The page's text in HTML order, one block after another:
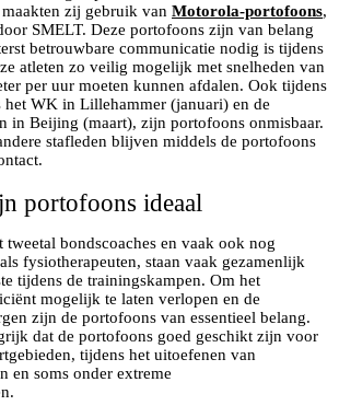
maakten zij gebruik van Motorola-portofoons,
SMELT. Deze portofoons zijn van belang
betrouwbare communicatie nodig is tijdens
atleten zo veilig mogelijk met snelheden van
per uur moeten kunnen afdalen. Ook tijdens
het WK in Lillehammer (januari) en de
in Beijing (maart), zijn portofoons onmisbaar.
stafleden blijven middels de portofoons
portofoons ideaal
tweetal bondscoaches en vaak ook nog
fysiotherapeuten, staan vaak gezamenlijk
tijdens de trainingskampen. Om het
mogelijk te laten verlopen en de
zijn de portofoons van essentieel belang.
dat de portofoons goed geschikt zijn voor
tijdens het uitoefenen van
en soms onder extreme